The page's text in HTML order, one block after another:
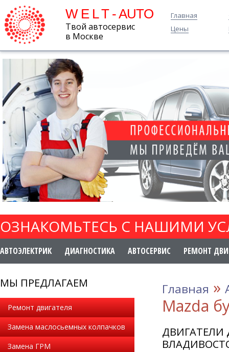
W E L T - AUTO
Твой автосервис
в Москве
Главная
Цены
ОЗНАКОМЬТЕСЬ С НАШИМИ
АВТОЭЛЕКТРИК ДИАГНОСТИКА АВТОСЕРВИС РЕМОНТ
МЫ ПРЕДЛАГАЕМ
Ремонт двигателя
Замена маслосьемных колпачков
Замена ГРМ
Главная »
Mazda
ДВИГАТЕЛИ